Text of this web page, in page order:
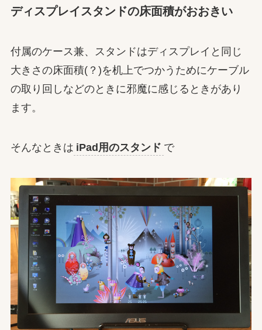
ディスプレイスタンドの床面積がおおきい
付属のケース兼、スタンドはディスプレイと同じ
大きさの床面積(？)を机上でつかうためにケーブル
の取り回しなどのときに邪魔に感じるときがあり
ます。
そんなときは iPad用のスタンド で